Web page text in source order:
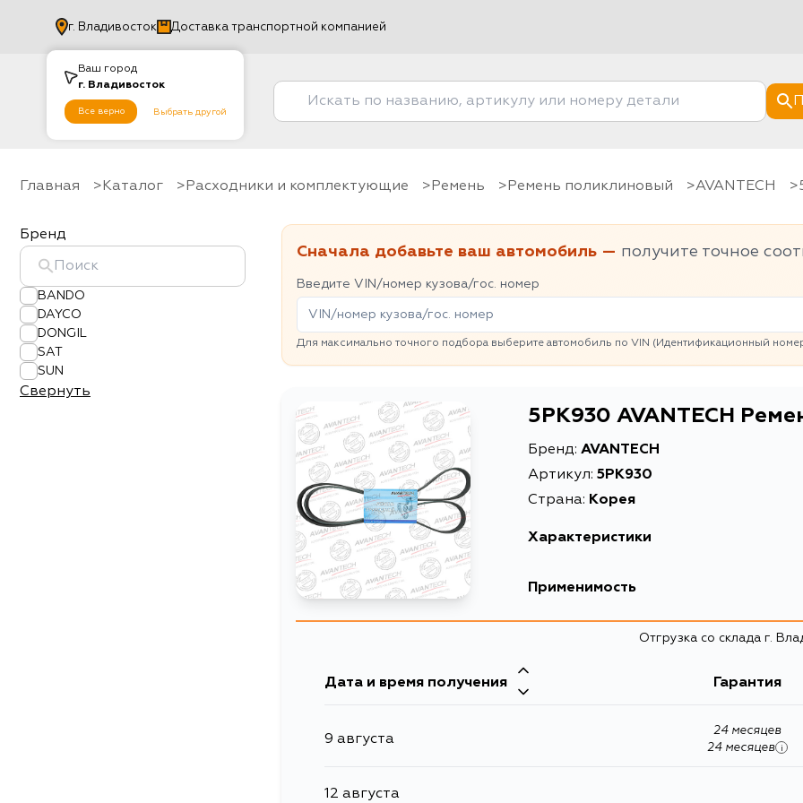
Ваш город
г. Владивосток
Все верно Выбрать другой
г. Владивосток Доставка транспортной компанией
Главная Каталог Расходники и комплектующие Ремень Ремень поликлиновый AVANTECH
Бренд
BANDO
DAYCO
DONGIL
SAT
SUN
Свернуть
Сначала добавьте ваш автомобиль — получите точное
Введите VIN/номер кузова/гос. номер
Для максимально точного подбора выберите автомобиль по VIN (Идентификационный
5PK930 AVANTECH
Бренд: AVANTECH
Артикул:5PK930
Страна: Корея
Характеристики
EAN-13
Применимость
EL31, NL30, NLP10, SCP10, EL31L, NLP10L,
Отгрузка со склада г.
Дата и время получения Гарантия
9 августа
24 месяцев
24 месяцев
i
12 августа